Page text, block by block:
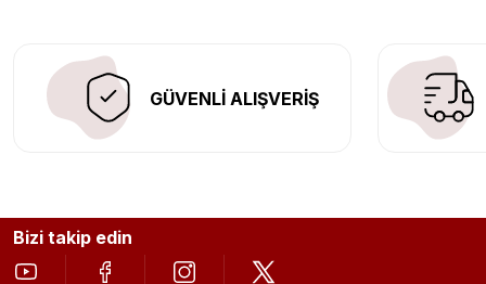
GÜVENLİ ALIŞVERİŞ
Bizi takip edin